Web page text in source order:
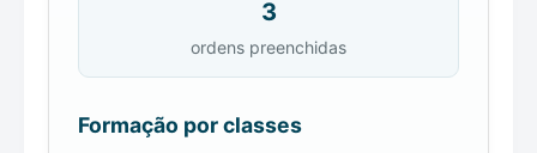
3
ordens preenchidas
Formação por classes